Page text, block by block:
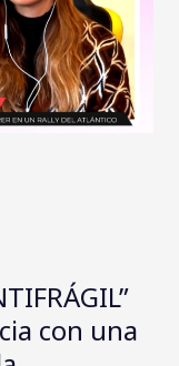
con una